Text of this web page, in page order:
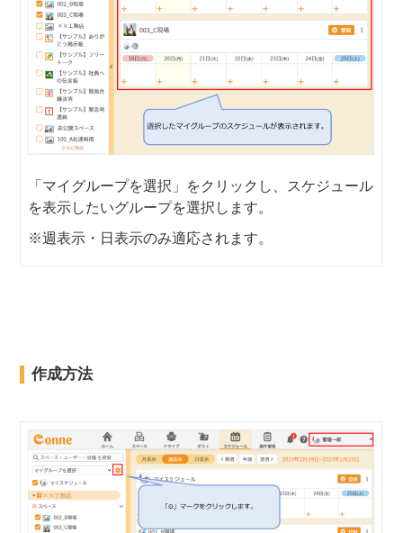
「マイグループを選択」をクリックし、スケジュール
を表示したいグループを選択します。
※週表示・日表示のみ適応されます。
作成方法